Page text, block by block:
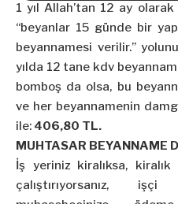
1 yıl Allah’tan 12 ay
“beyanlar 15 günde bir
beyannamesi verilir.”
yılda 12 tane kdv
bomboş da olsa, bu
ve her beyannamenin
ile: 406,80 TL.
MUHTASAR BEYANNAME
İş yeriniz kiralıksa,
çalıştırıyorsanız, işçi